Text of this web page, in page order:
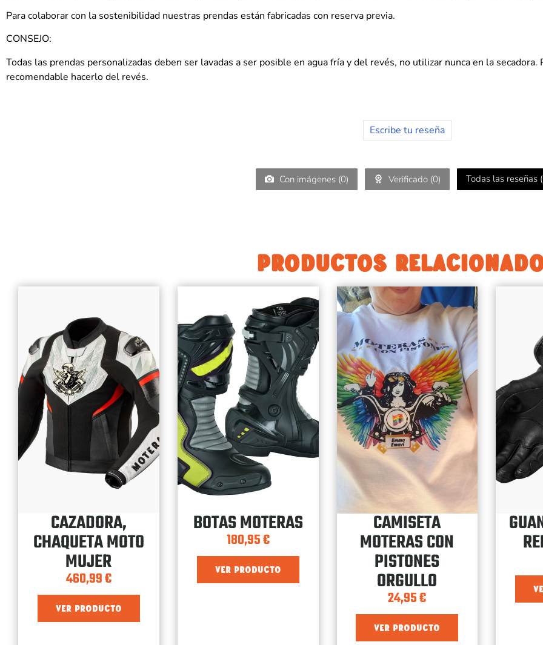
Para colaborar con la sostenibilidad nuestras prendas están fabricadas con reserva previa.
CONSEJO:
Todas las prendas personalizadas deben ser lavadas a ser posible en agua fría y del revés, no utilizar nunca en la secadora.
recomendable hacerlo del revés.
Escribe tu reseña
Con imágenes (0) Verificado (0) Todas las reseñas (
PRODUCTOS
CAZADORA,
CHAQUETA MOTO
MUJER
460,99€
VER PRODUCTO
BOTAS MOTERAS
180,95€
VER PRODUCTO
CAMISETA
MOTERAS CON
PISTONES
ORGULLO
24,95€
VER PRODUCTO